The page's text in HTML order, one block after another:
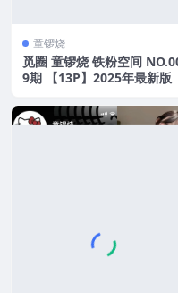
童锣烧
觅圈 童锣烧 铁粉空间
9期 【13P】2025年最新版